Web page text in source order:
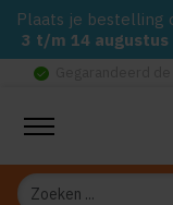
Plaats je bestelling
3 t/m 14 augustus
check_circle
Zoeken